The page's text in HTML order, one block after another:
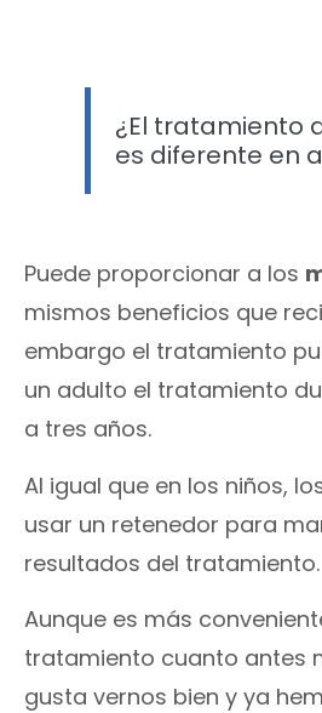
¿El tratamiento
es diferente en
Puede proporcionar a los
mismos beneficios que
embargo el tratamiento
un adulto el tratamiento
a tres años.
Al igual que en los niños,
usar un retenedor para
resultados del tratamiento.
Aunque es más
tratamiento cuanto antes
gusta vernos bien y ya